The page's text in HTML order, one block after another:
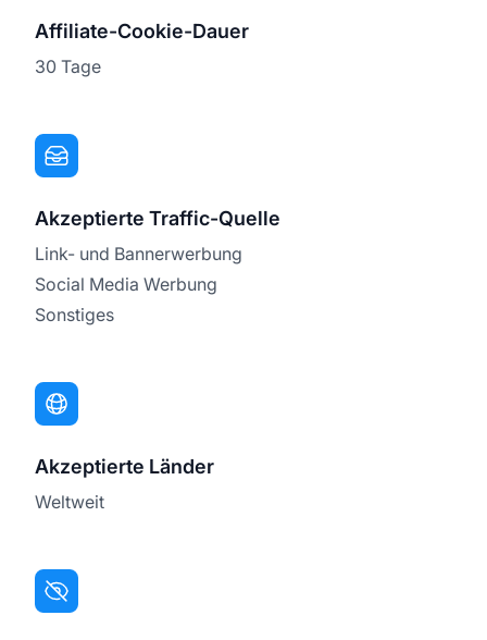
Affiliate-Cookie-Dauer
30 Tage
Akzeptierte Traffic-Quelle
Link- und Bannerwerbung
Social Media Werbung
Sonstiges
Akzeptierte Länder
Weltweit